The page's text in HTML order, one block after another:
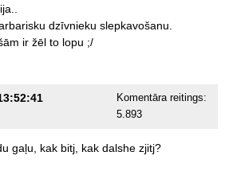
dzīvnieku slepkavošanu.
ir žēl to lopu ;/
Komentāra reitings:
5.893
gaļu, kak bitj, kak dalshe zjitj?